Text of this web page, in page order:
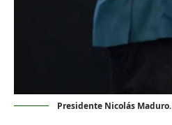
Presidente Nicolás Maduro.